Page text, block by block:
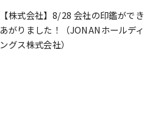
【株式会社】8/28 会社の印鑑ができ
あがりました！（JONANホールディ
ングス株式会社）